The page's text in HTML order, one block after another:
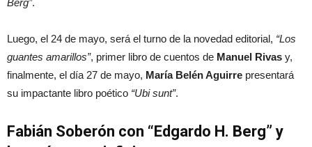
Luego, el 24 de mayo, será el turno de la novedad editorial, “Los
guantes amarillos”, primer libro de cuentos de Manuel Rivas y,
finalmente, el día 27 de mayo, María Belén Aguirre presentará
su impactante libro poético “Ubi sunt”.
Fabián Soberón con “Edgardo H. Berg” y